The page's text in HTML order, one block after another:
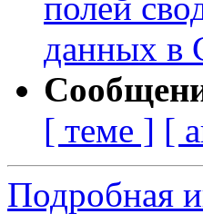
полей
данных в
[ теме ] [
Подробная